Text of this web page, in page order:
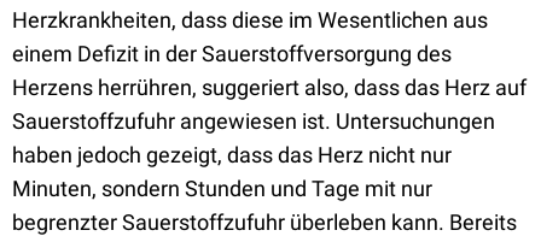
Herzkrankheiten, dass diese im Wesentlichen aus
einem Defizit in der Sauerstoffversorgung des
Herzens herrühren, suggeriert also, dass das Herz auf
Sauerstoffzufuhr angewiesen ist. Untersuchungen
haben jedoch gezeigt, dass das Herz nicht nur
Minuten, sondern Stunden und Tage mit nur
begrenzter Sauerstoffzufuhr überleben kann. Bereits